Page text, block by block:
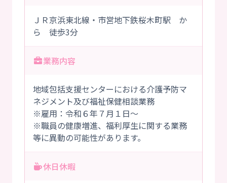
ＪＲ京浜東北線・市営地下鉄桜木町駅 か
ら 徒歩3分
業務内容
地域包括支援センターにおける介護予防マ
ネジメント及び福祉保健相談業務
※雇用：令和６年７月１日～
※職員の健康増進、福利厚生に関する業務
等に異動の可能性があります。
休日休暇